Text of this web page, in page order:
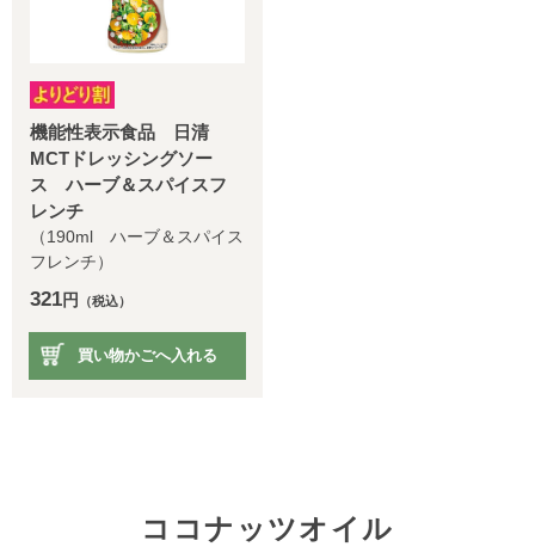
機能性表示食品 日清
MCTドレッシングソー
ス ハーブ＆スパイスフ
レンチ
（190ml ハーブ＆スパイス
フレンチ）
321 円 （税込）
買い物かごへ入れる
ココナッツオイル